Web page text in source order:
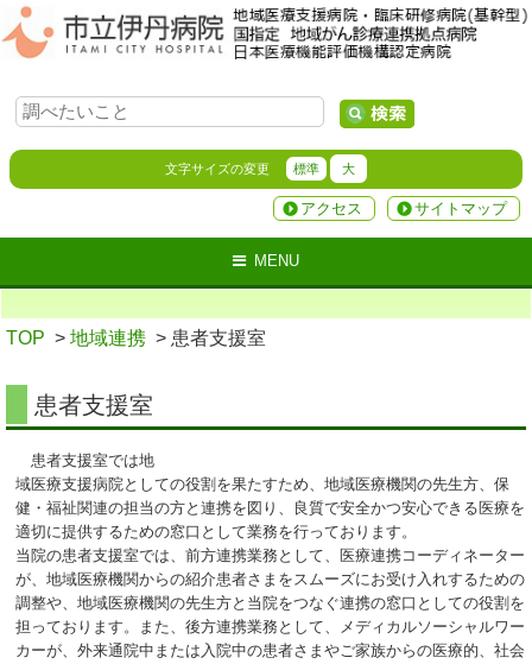
文字サイズの変更 標準 大
サイトマップ
アクセス
MENU
TOP > 地域連携 > 患者支援室
患者支援室
患者支援室では地
域医療支援病院としての役割を果たすため、地域医療機関の先生方、保
健・福祉関連の担当の方と連携を図り、良質で安全かつ安心できる医療を
適切に提供するための窓口として業務を行っております。
当院の患者支援室では、前方連携業務として、医療連携コーディネーター
が、地域医療機関からの紹介患者さまをスムーズにお受け入れするための
調整や、地域医療機関の先生方と当院をつなぐ連携の窓口としての役割を
担っております。また、後方連携業務として、メディカルソーシャルワー
カーが、外来通院中または入院中の患者さまやご家族からの医療的、社会